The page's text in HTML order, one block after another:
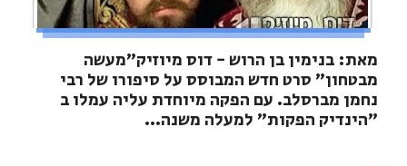
מאת: בנימין בן הרוש - דוס מיוזיק"מעשה
מבטחון" סרט חדש המבוסס על סיפורו של רבי
נחמן מברסלב. עם הפקה מיוחדת עליה עמלו ב
"הינדיק הפקות" למעלה משנה...